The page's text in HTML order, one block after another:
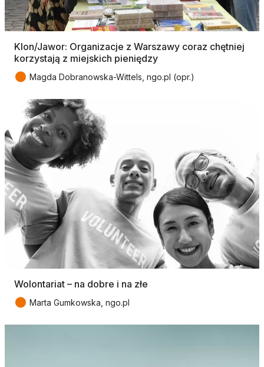
Klon/Jawor: Organizacje z Warszawy coraz chętniej
korzystają z miejskich pieniędzy
● Magda Dobranowska-Wittels, ngo.pl (opr.)
Wolontariat – na dobre i na złe
● Marta Gumkowska, ngo.pl